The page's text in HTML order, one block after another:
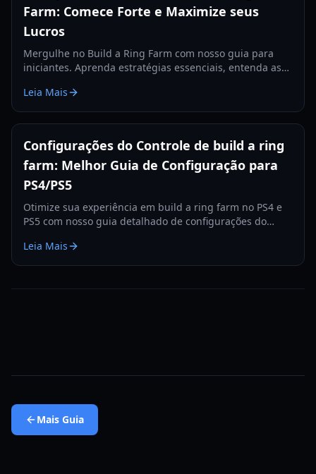
Farm: Comece Forte e Maximize seus
Lucros
Mergulhe no Build a Ring Farm com nosso guia para
iniciantes. Aprenda estratégias essenciais, entenda as
obter a renda máxima em 2026.
Leia Mais
Configurações do Controle de build a ring
farm: Melhor Guia de Configuração para
PS4/PS5
Otimize sua experiência em build a ring farm no PS4 e
PS5 com nosso guia detalhado de configurações do
Leia Mais
Mais Guia